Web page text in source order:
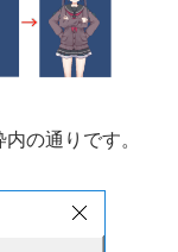
の通りです。